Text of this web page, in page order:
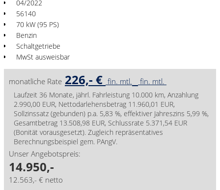
04/2022
56140
70 kW (95 PS)
Benzin
Schaltgetriebe
MwSt ausweisbar
monatliche Rate 226,- € fin. mtl. fin. mtl.
Laufzeit 36 Monate, jährl. Fahrleistung 10.000 km, Anzahlung
2.990,00 EUR, Nettodarlehensbetrag 11.960,01 EUR,
Sollzinssatz (gebunden) p.a. 5,83 %, effektiver Jahreszins 5,99 %,
Gesamtbetrag 13.508,98 EUR, Schlussrate 5.371,54 EUR
(Bonität vorausgesetzt). Zugleich repräsentatives
Berechnungsbeispiel gem. PAngV.
Unser Angebotspreis:
14.950,-
12.563,- € netto